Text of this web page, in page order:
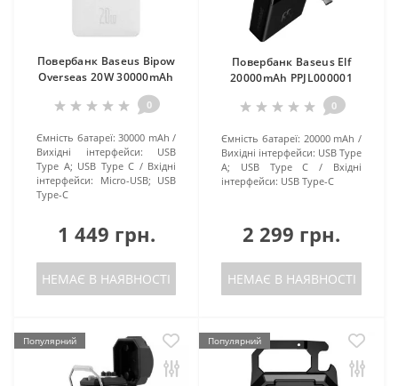
Повербанк Baseus Bipow
Overseas 20W 30000mAh
0
Ємність батареї: 30000 mAh
Вихідні інтерфейси:
USB
Type A; USB Type C
Вхідні
інтерфейси:
Micro-USB; USB
Type-C
1 449 грн.
НЕМАЄ В НАЯВНОСТІ
Повербанк Baseus Elf
20000mAh PPJL000001
0
Ємність батареї: 20000 mAh
Вихідні інтерфейси: USB Type
A; USB Type C
Вхідні
інтерфейси: USB Type-C
2 299 грн.
НЕМАЄ В НАЯВНОСТІ
Популярний Популярний